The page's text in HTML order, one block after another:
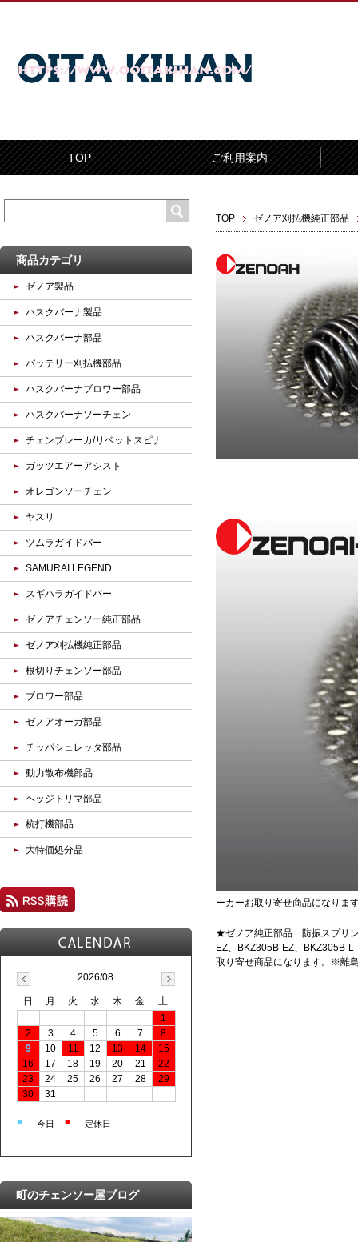
TOP ご利用案内
TOP ゼノア刈払機純正部品
ーカーお取り寄せ商品になりま
★ゼノア純正部品 防振スプ
EZ、BKZ305B-EZ、BKZ305B-
取り寄せ商品になります。※離
商品カテゴリ
ゼノア製品
ハスクバーナ製品
ハスクバーナ部品
バッテリー刈払機部品
ハスクバーナブロワー部品
ハスクバーナソーチェン
チェンブレーカ/リベットスピナ
ガッツエアーアシスト
オレゴンソーチェン
ヤスリ
ツムラガイドバー
SAMURAI LEGEND
スギハラガイドバー
ゼノアチェンソー純正部品
ゼノア刈払機純正部品
根切りチェンソー部品
ブロワー部品
ゼノアオーガ部品
チッパシュレッタ部品
動力散布機部品
ヘッジトリマ部品
杭打機部品
大特価処分品
2026/08
日 月 火 水 木 金
土
1
2
3 4 5 6 7
8
9
10 11 12 13 14
15
16
17 18 19 20 21
22
23
24 25 26 27 28
29
30
31
■ 今日 ■ 定休日
町のチェンソー屋ブログ